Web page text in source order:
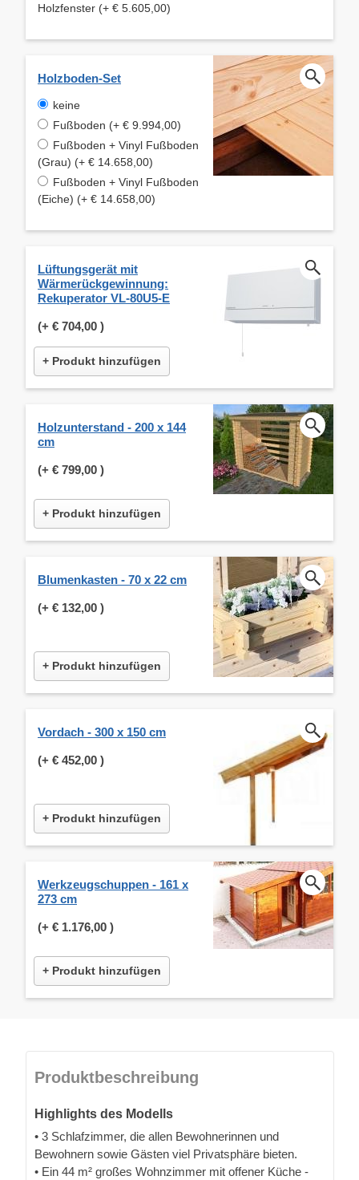
Holzfenster (+ € 5.605,00)
Holzboden-Set
keine
Fußboden (+ € 9.994,00)
Fußboden + Vinyl Fußboden
(Grau) (+ € 14.658,00)
Fußboden + Vinyl Fußboden
(Eiche) (+ € 14.658,00)
Lüftungsgerät mit
Wärmerückgewinnung:
Rekuperator VL-80U5-E
(+ € 704,00 )
+ Produkt hinzufügen
Holzunterstand - 200 x 144
cm
(+ € 799,00 )
+ Produkt hinzufügen
Blumenkasten - 70 x 22 cm
(+ € 132,00 )
+ Produkt hinzufügen
Vordach - 300 x 150 cm
(+ € 452,00 )
+ Produkt hinzufügen
Werkzeugschuppen - 161 x
273 cm
(+ € 1.176,00 )
+ Produkt hinzufügen
Produktbeschreibung
Highlights des Modells
• 3 Schlafzimmer, die allen Bewohnerinnen und
Bewohnern sowie Gästen viel Privatsphäre bieten.
• Ein 44 m² großes Wohnzimmer mit offener Küche -